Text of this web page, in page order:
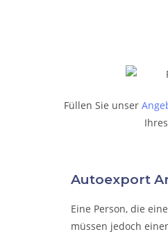
Füllen Sie unser
Autoexport
Eine Person, die eine
müssen jedoch